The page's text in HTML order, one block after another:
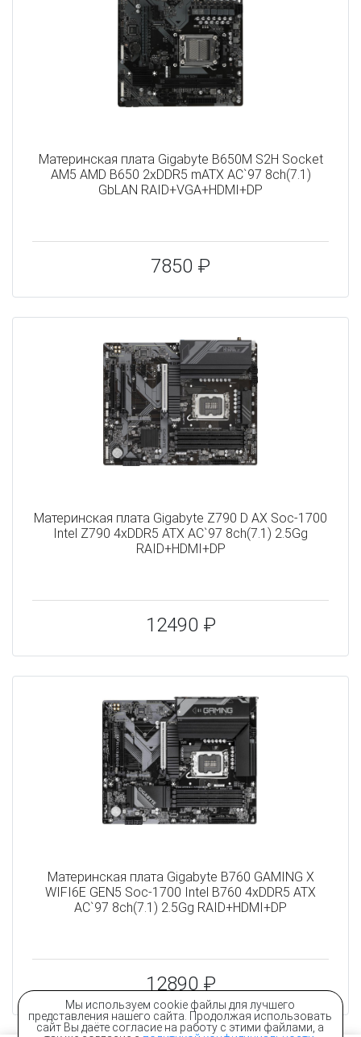
Мы используем cookie файлы для лучшего
представления нашего сайта. Продолжая использовать
сайт Вы даёте согласие на работу с этими файлами, а
Материнская плата Gigabyte B650M S2H Socket
AM5 AMD B650 2xDDR5 mATX AC`97 8ch(7.1)
GbLAN RAID+VGA+HDMI+DP
7850 ₽
Материнская плата Gigabyte Z790 D AX Soc-1700
Intel Z790 4xDDR5 ATX AC`97 8ch(7.1) 2.5Gg
RAID+HDMI+DP
12490 ₽
Материнская плата Gigabyte B760 GAMING X
WIFI6E GEN5 Soc-1700 Intel B760 4xDDR5 ATX
AC`97 8ch(7.1) 2.5Gg RAID+HDMI+DP
12890 ₽